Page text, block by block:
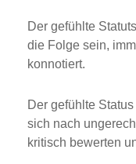
Der gefühlte
die Folge sein,
konnotiert.
Der gefühlte
sich nach
kritisch bewerten